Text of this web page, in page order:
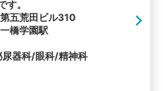
す。
五荒田ビル310
橋学園駅
器科/眼科/精神科